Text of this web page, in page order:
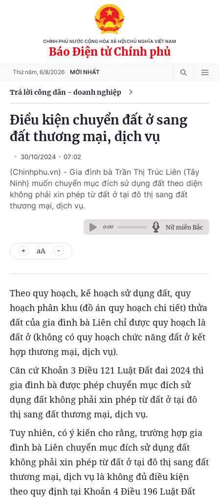
CHÍNH PHỦ NƯỚC CỘNG HÒA XÃ HỘI CHỦ NGHĨA VIỆT NAM
Báo Điện tử Chính phủ
Thứ năm, 6/8/2026 MỚI NHẤT
Trả lời công dân - doanh nghiệp
Điều kiện chuyển đất ở sang
đất thương mại, dịch vụ
30/10/2024 07:02
(Chinhphu.vn) - Gia đình bà Trần Thị Trúc Liên (Tây
Ninh) muốn chuyển mục đích sử dụng đất theo diện
không phải xin phép từ đất ở tại đô thị sang đất
thương mại, dịch vụ.
0:00 Nữ miền Bắc
aA
Theo quy hoạch, kế hoạch sử dụng đất, quy
hoạch phân khu (đồ án quy hoạch chi tiết) thửa
đất của gia đình bà Liên chỉ được quy hoạch là
đất ở (không có quy hoạch chức năng đất ở kết
hợp thương mại, dịch vụ).
Căn cứ Khoản 3 Điều 121 Luật Đất đai 2024 thì
gia đình bà được phép chuyển mục đích sử
dụng đất không phải xin phép từ đất ở tại đô
thị sang đất thương mại, dịch vụ.
Tuy nhiên, có ý kiến cho rằng, trường hợp gia
đình bà Liên chuyển mục đích sử dụng đất
không phải xin phép từ đất ở tại đô thị sang đất
thương mại, dịch vụ là không đủ điều kiện
theo quy định tại Khoản 4 Điều 196 Luật Đất